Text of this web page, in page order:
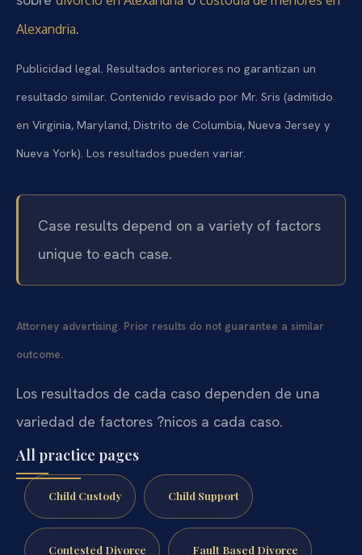
Alexandria.
Publicidad legal. Resultados anteriores no garantizan un
resultado similar. Contenido revisado por Mr. Sris (admitido
en Virginia, Maryland, Distrito de Columbia, Nueva Jersey y
Nueva York). Los resultados pueden variar.
Case results depend on a variety of factors
unique to each case.
Attorney advertising. Prior results do not guarantee a similar
outcome.
Los resultados de cada caso dependen de una
variedad de factores ?nicos a cada caso.
All practice pages
Child Custody Child Support
Contested Divorce Fault Based Divorce